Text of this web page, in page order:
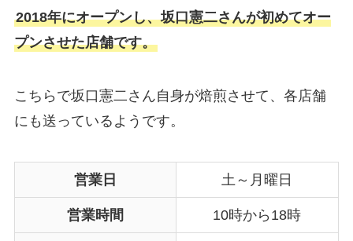
2018年にオープンし、坂口憲二さんが初めてオー
プンさせた店舗です。
こちらで坂口憲二さん自身が焙煎させて、各店舗
にも送っているようです。
営業日 土～月曜日
営業時間 10時から18時